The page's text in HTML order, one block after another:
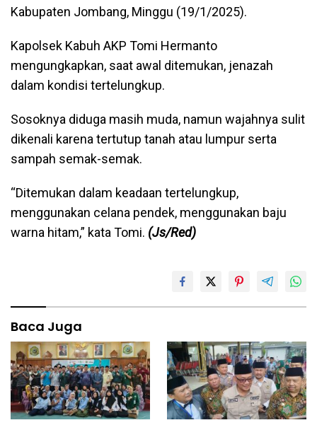
Kabupaten Jombang, Minggu (19/1/2025).
Kapolsek Kabuh AKP Tomi Hermanto
mengungkapkan, saat awal ditemukan, jenazah
dalam kondisi tertelungkup.
Sosoknya diduga masih muda, namun wajahnya sulit
dikenali karena tertutup tanah atau lumpur serta
sampah semak-semak.
“Ditemukan dalam keadaan tertelungkup,
menggunakan celana pendek, menggunakan baju
warna hitam,” kata Tomi. (Js/Red)
Baca Juga